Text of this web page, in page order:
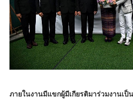
ภายในงานมีแขกผู้มีเกียรติมาร่วมงานเป็